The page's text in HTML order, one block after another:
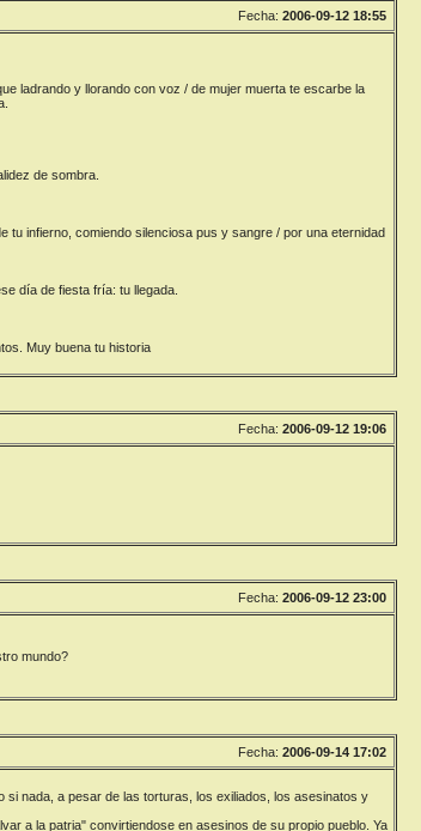
Fecha: 2006-09-12 18:55
ladrando y llorando con voz / de mujer muerta te escarbe la
de sombra.
tu infierno, comiendo silenciosa pus y sangre / por una eternidad
día de fiesta fría: tu llegada.
Muy buena tu historia
Fecha: 2006-09-12 19:06
Fecha: 2006-09-12 23:00
mundo?
Fecha: 2006-09-14 17:02
nada, a pesar de las torturas, los exiliados, los asesinatos y
a la patria" convirtiendose en asesinos de su propio pueblo. Ya